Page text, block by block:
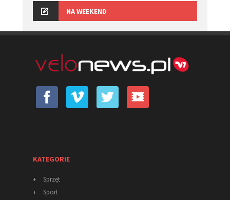
NA WEEKEND
KATEGORIE
+
Sprzęt
+
Sport